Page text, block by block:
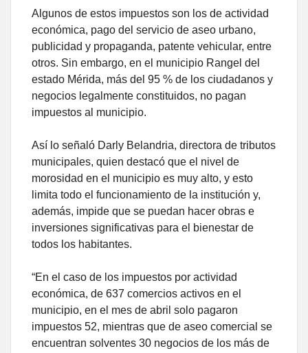
Algunos de estos impuestos son los de actividad
económica, pago del servicio de aseo urbano,
publicidad y propaganda, patente vehicular, entre
otros. Sin embargo, en el municipio Rangel del
estado Mérida, más del 95 % de los ciudadanos y
negocios legalmente constituidos, no pagan
impuestos al municipio.
Así lo señaló Darly Belandria, directora de tributos
municipales, quien destacó que el nivel de
morosidad en el municipio es muy alto, y esto
limita todo el funcionamiento de la institución y,
además, impide que se puedan hacer obras e
inversiones significativas para el bienestar de
todos los habitantes.
“En el caso de los impuestos por actividad
económica, de 637 comercios activos en el
municipio, en el mes de abril solo pagaron
impuestos 52, mientras que de aseo comercial se
encuentran solventes 30 negocios de los más de